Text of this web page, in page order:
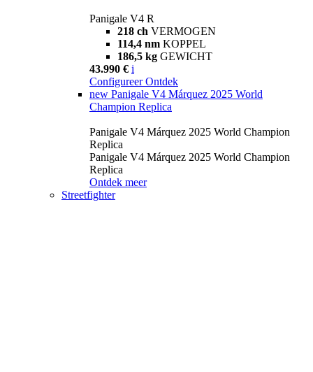
Panigale V4 R
218 ch VERMOGEN
114,4 nm KOPPEL
186,5 kg GEWICHT
43.990 € i
Configureer Ontdek
new Panigale V4 Márquez 2025 World
Champion Replica
Panigale V4 Márquez 2025 World Champion
Replica
Panigale V4 Márquez 2025 World Champion
Replica
Ontdek meer
Streetfighter